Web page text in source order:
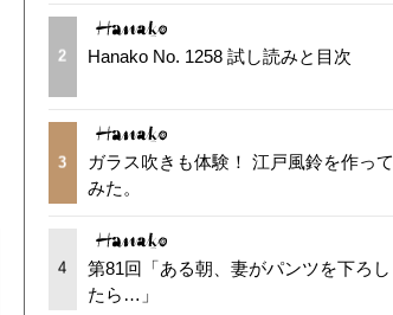
2 Hanako No. 1258 試し読みと目次
3
ガラス吹きも体験！ 江戸風鈴を作って
みた。
4
第81回「ある朝、妻がパンツを下ろし
たら…」